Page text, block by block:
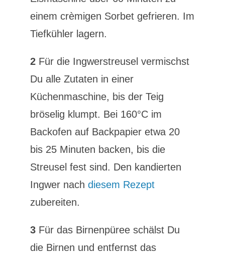
einem crèmigen Sorbet gefrieren. Im
Tiefkühler lagern.
2Für die Ingwerstreusel vermischst
Du alle Zutaten in einer
Küchenmaschine, bis der Teig
bröselig klumpt. Bei 160°C im
Backofen auf Backpapier etwa 20
bis 25 Minuten backen, bis die
Streusel fest sind. Den kandierten
Ingwer nach diesem Rezept
zubereiten.
3Für das Birnenpüree schälst Du
die Birnen und entfernst das